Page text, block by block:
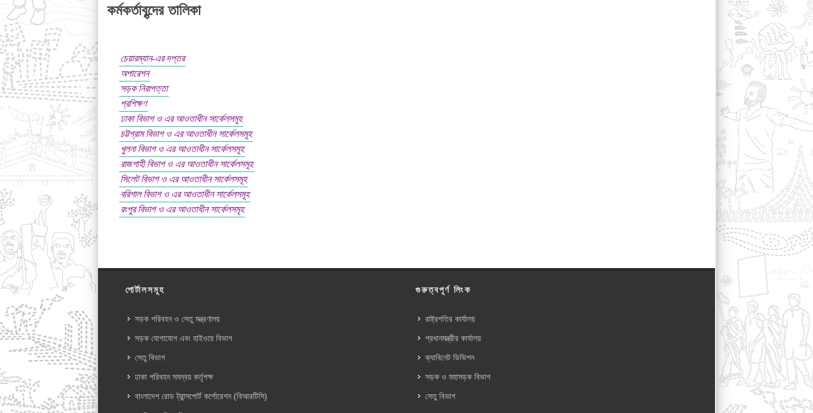
কর্মকর্তাবৃন্দের তালিকা
চেয়ারম্যান-এর দপ্তর
অপারেশন
সড়ক নিরাপত্তা
প্রশিক্ষণ
ঢাকা বিভাগ ও এর আওতাধীন সার্কেলসমূহ
চট্টগ্রাম বিভাগ ও এর আওতাধীন সার্কেলসমূহ
খুলনা বিভাগ ও এর আওতাধীন সার্কেলসমূহ
রাজশাহী বিভাগ ও এর আওতাধীন সার্কেলসমূহ
সিলেট বিভাগ ও এর আওতাধীন সার্কেলসমূহ
বরিশাল বিভাগ ও এর আওতাধীন সার্কেলসমূহ
রংপুর বিভাগ ও এর আওতাধীন সার্কেলসমূহ
পোর্টালসমূহ
সড়ক পরিবহন ও সেতু মন্ত্রণালয়
সড়ক যোগাযোগ এবং হাইওয়ে বিভাগ
সেতু বিভাগ
ঢাকা পরিবহন সমন্বয় কর্তৃপক্ষ
বাংলাদেশ রোড ট্রান্সপোর্ট কর্পোরেশন (বিআরটিসি)
গুরুত্বপূর্ণ লিংক
রাষ্ট্রপতির কার্যালয়
প্রধানমন্ত্রীর কার্যালয়
ক্যাবিনেট ডিভিশন
সড়ক ও মহাসড়ক বিভাগ
সেতু বিভাগ